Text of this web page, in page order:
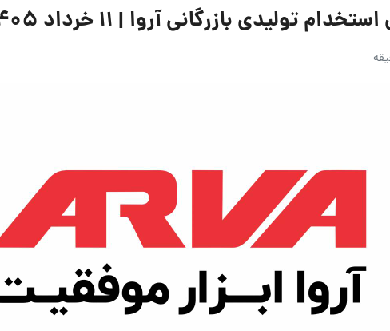
بازرگانی آروا | ۱۱ خرداد ۱۴۰۵